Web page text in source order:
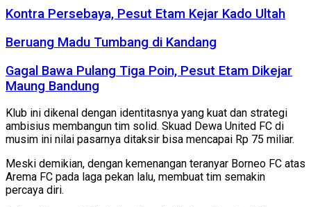
Kontra Persebaya, Pesut Etam Kejar Kado Ultah
Beruang Madu Tumbang di Kandang
Gagal Bawa Pulang Tiga Poin, Pesut Etam Dikejar
Maung Bandung
Klub ini dikenal dengan identitasnya yang kuat dan strategi
ambisius membangun tim solid. Skuad Dewa United FC di
musim ini nilai pasarnya ditaksir bisa mencapai Rp 75 miliar.
Meski demikian, dengan kemenangan teranyar Borneo FC atas
Arema FC pada laga pekan lalu, membuat tim semakin
percaya diri.